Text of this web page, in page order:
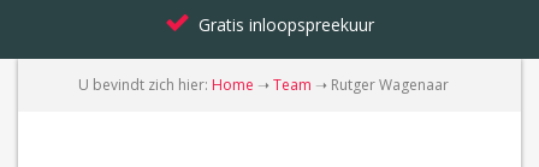
Gratis inloopspreekuur
U bevindt zich hier: Home ➝ Team ➝ Rutger Wagenaar